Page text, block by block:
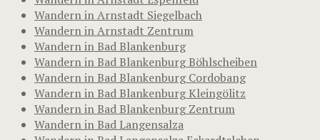
Wandern in Arnstadt Siegelbach
Wandern in Arnstadt Zentrum
Wandern in Bad Blankenburg
Wandern in Bad Blankenburg Böhlscheiben
Wandern in Bad Blankenburg Cordobang
Wandern in Bad Blankenburg Kleingölitz
Wandern in Bad Blankenburg Zentrum
Wandern in Bad Langensalza